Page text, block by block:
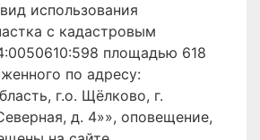
использования
с кадастровым
площадью 618
по адресу:
г.о. Щёлково, г.
д. 4»», оповещение,